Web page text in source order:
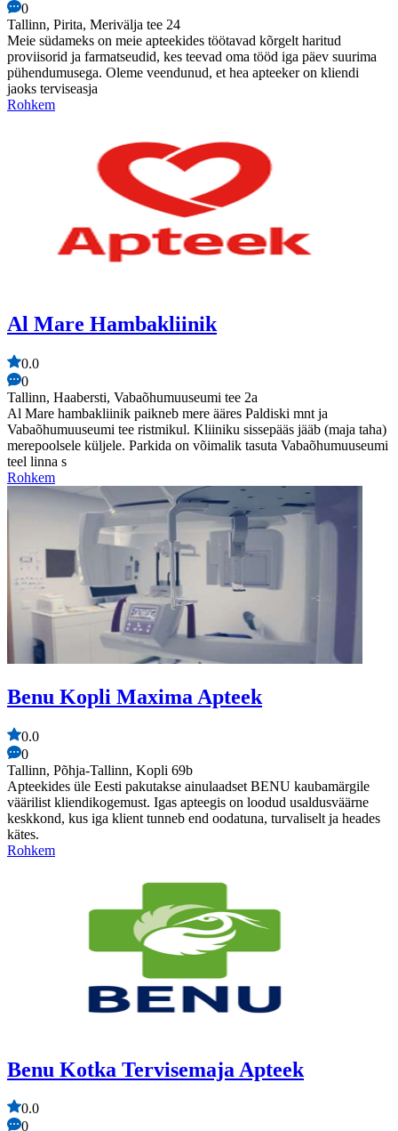
0
Tallinn, Pirita, Merivälja tee 24
Meie südameks on meie apteekides töötavad kõrgelt haritud
proviisorid ja farmatseudid, kes teevad oma tööd iga päev suurima
pühendumusega. Oleme veendunud, et hea apteeker on kliendi
jaoks terviseasja
Rohkem
Al Mare Hambakliinik
0.0
0
Tallinn, Haabersti, Vabaõhumuuseumi tee 2a
Al Mare hambakliinik paikneb mere ääres Paldiski mnt ja
Vabaõhumuuseumi tee ristmikul. Kliiniku sissepääs jääb (maja taha)
merepoolsele küljele. Parkida on võimalik tasuta Vabaõhumuuseumi
teel linna s
Rohkem
Benu Kopli Maxima Apteek
0.0
0
Tallinn, Põhja-Tallinn, Kopli 69b
Apteekides üle Eesti pakutakse ainulaadset BENU kaubamärgile
väärilist kliendikogemust. Igas apteegis on loodud usaldusväärne
keskkond, kus iga klient tunneb end oodatuna, turvaliselt ja heades
kätes.
Rohkem
Benu Kotka Tervisemaja Apteek
0.0
0